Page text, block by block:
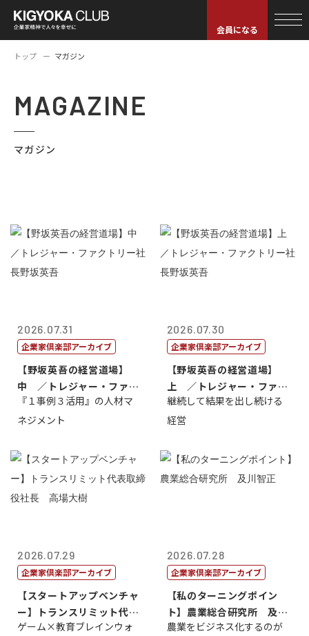
会員になる
トップ マガジン
MAGAZINE
マガジン
2026.07.31
企業家倶楽部アーカイブ
【野坂英吾の経営道場】
中 ／トレジャー・ファク
トリー社長野坂...
『１事例３活用』の人材マ
ネジメント
2026.07.30
企業家倶楽部アーカイブ
【野坂英吾の経営道場】
上 ／トレジャー・ファク
トリー社長野坂...
継続して結果を出し続ける
経営
2026.07.29
企業家倶楽部アーカイブ
【スタートアップベンチャ
ー】トランスリミット代表
取締役社長 ...
ゲーム×教育ブレインウォ
2026.07.28
企業家倶楽部アーカイブ
【私のターニングポイン
ト】農業総合研究所 及川
智正
農業をビジネス化するのが